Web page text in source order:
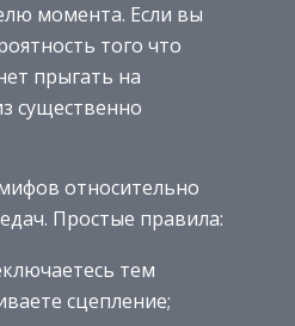
момента. Если вы
того что
прыгать на
существенно
относительно
Простые правила:
тем
сцепление;